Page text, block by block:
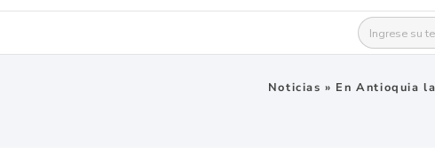
Buscar:
Noticias » En Antioquia